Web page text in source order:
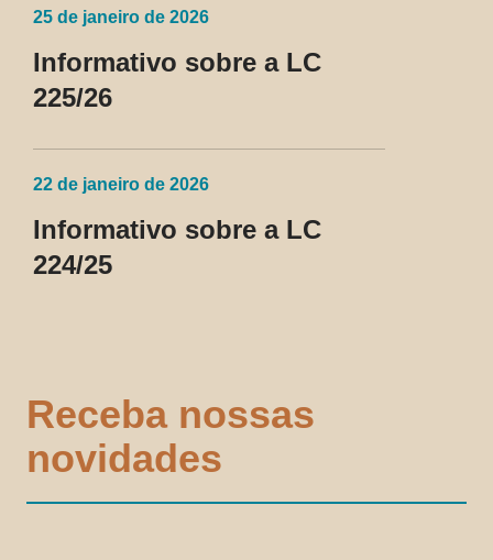
25 de janeiro de 2026
Informativo sobre a LC
225/26
22 de janeiro de 2026
Informativo sobre a LC
224/25
Receba nossas
novidades